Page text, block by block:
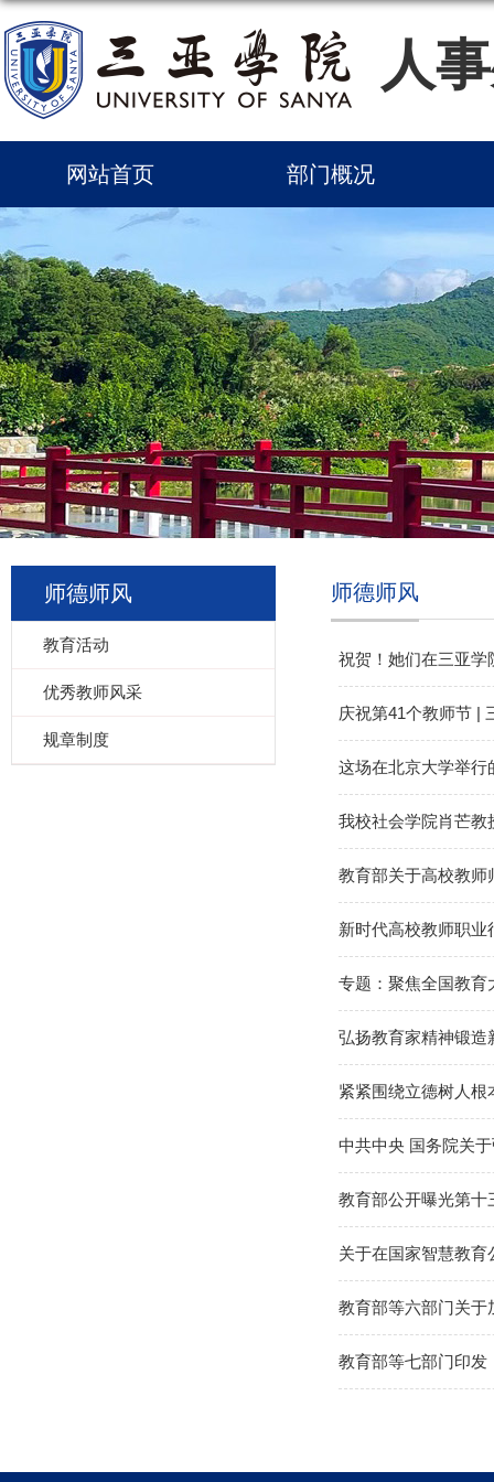
人
网站首页 部门概况
师德师风
教育活动
优秀教师风采
规章制度
师德师风
祝贺！她们在三亚学
庆祝第41个教师节 |
这场在北京大学举行
我校社会学院肖芒教
教育部关于高校教师
新时代高校教师职业
专题：聚焦全国教育
弘扬教育家精神锻造
紧紧围绕立德树人
中共中央 国务院关
教育部公开曝光第十
关于在国家智慧教
教育部等六部门关于
教育部等七部门印发